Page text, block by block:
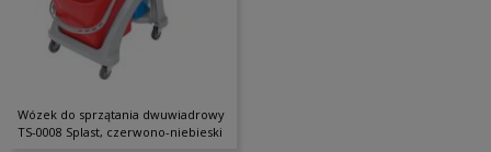
Wózek do sprzątania dwuwiadrowy
TS-0008 Splast, czerwono-niebieski